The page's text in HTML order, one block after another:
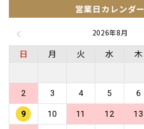
営業日カレンダー
2026年8月
日 月 火 水 木
2 3 4 5 6
9 10 11 12 13